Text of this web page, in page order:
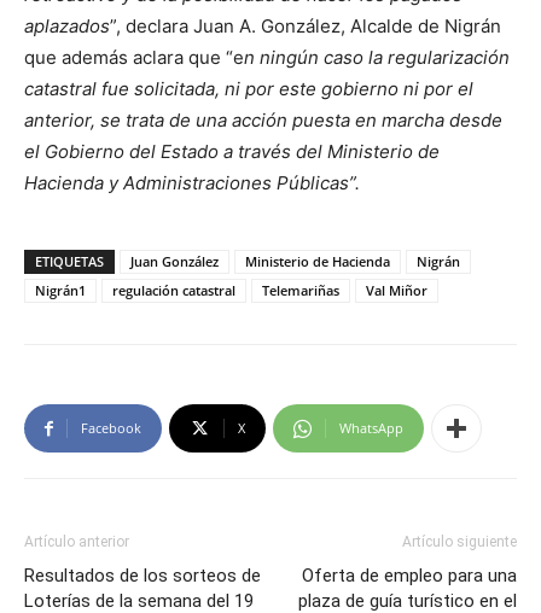
aplazados”, declara Juan A. González, Alcalde de Nigrán
que además aclara que “en ningún caso la regularización
catastral fue solicitada, ni por este gobierno ni por el
anterior, se trata de una acción puesta en marcha desde
el Gobierno del Estado a través del Ministerio de
Hacienda y Administraciones Públicas”.
ETIQUETAS Juan González Ministerio de Hacienda
Nigrán
Nigrán1
regulación catastral Telemariñas Val Miñor
Facebook X WhatsApp
Artículo anterior
Resultados de los sorteos de
Loterías de la semana del 19
Artículo siguiente
Oferta de empleo para una
plaza de guía turístico en el